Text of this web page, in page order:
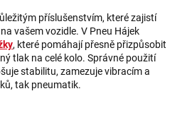
příslušenstvím, které zajistí
vašem vozidle. V Pneu Hájek
, které pomáhají přesně přizpůsobit
tlak na celé kolo. Správné použití
stabilitu, zamezuje vibracím a
tak pneumatik.